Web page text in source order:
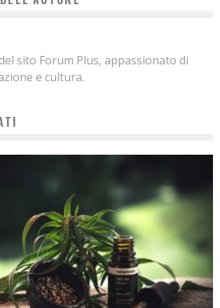
sito Forum Plus, appassionato di
e cultura.